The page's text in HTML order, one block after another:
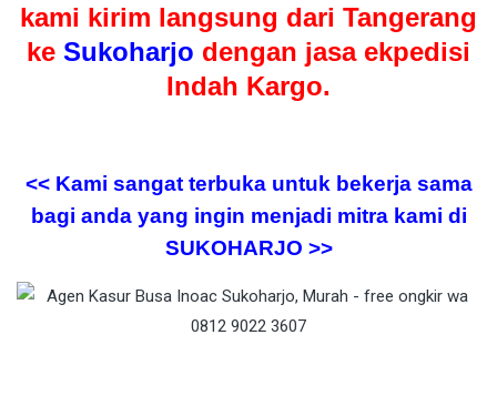
kami kirim langsung dari Tangerang
ke Sukoharjo dengan jasa ekpedisi
Indah Kargo.
<< Kami sangat terbuka untuk bekerja sama
bagi anda yang ingin menjadi mitra kami di
SUKOHARJO >>